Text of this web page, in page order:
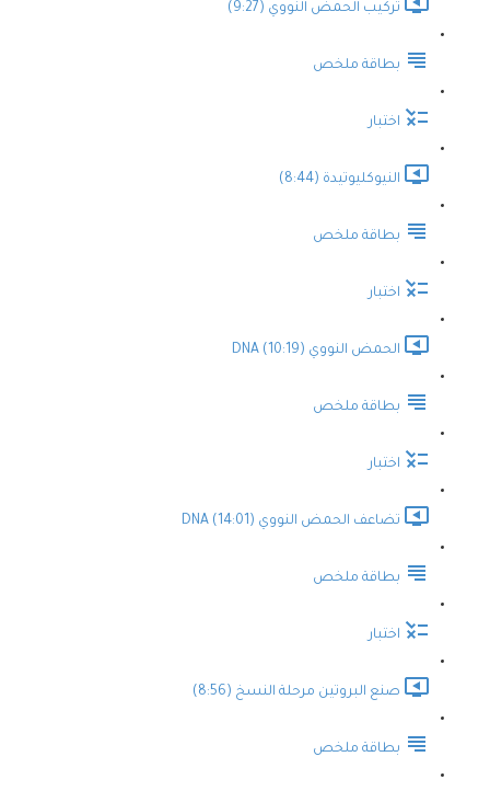
تركيب الحمض النووي (9:27)
بطاقة ملخص
اختبار
النيوكليوتيدة (8:44)
بطاقة ملخص
اختبار
الحمض النووي DNA (10:19)
بطاقة ملخص
اختبار
تضاعف الحمض النووي DNA (14:01)
بطاقة ملخص
اختبار
صنع البروتين مرحلة النسخ (8:56)
بطاقة ملخص